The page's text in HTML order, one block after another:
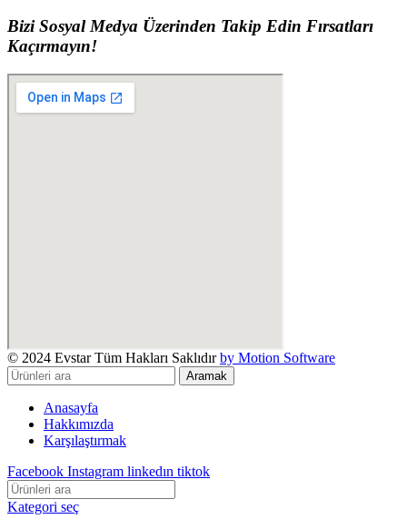
Bizi Sosyal Medya Üzerinden Takip Edin Fırsatları
Kaçırmayın!
© 2024 Evstar Tüm Hakları Saklıdırby Motion Software
Aramak
Anasayfa
Hakkımızda
Karşılaştırmak
Facebook Instagram linkedın tiktok
Kategori seç